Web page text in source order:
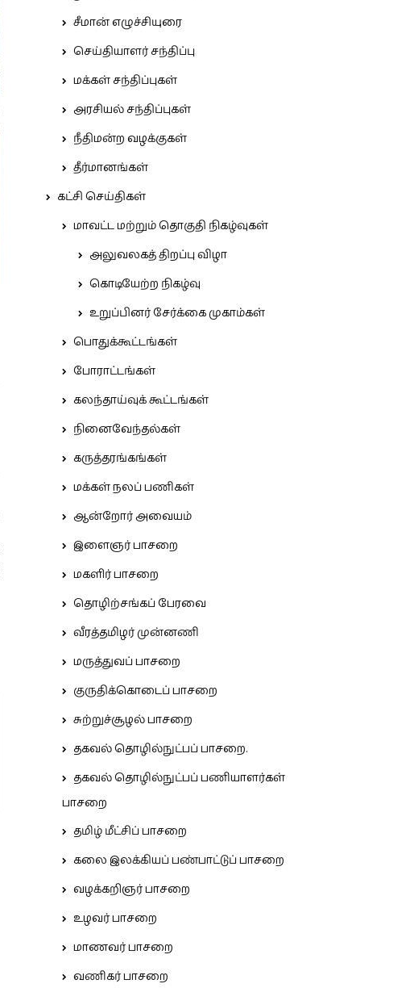
சீமான் எழுச்சியுரை
செய்தியாளர் சந்திப்பு
மக்கள் சந்திப்புகள்
அரசியல் சந்திப்புகள்
நீதிமன்ற வழக்குகள்
தீர்மானங்கள்
கட்சி செய்திகள்
மாவட்ட மற்றும் தொகுதி நிகழ்வுகள்
அலுவலகத் திறப்பு விழா
கொடியேற்ற நிகழ்வு
உறுப்பினர் சேர்க்கை முகாம்கள்
பொதுக்கூட்டங்கள்
போராட்டங்கள்
கலந்தாய்வுக் கூட்டங்கள்
நினைவேந்தல்கள்
கருத்தரங்கங்கள்
மக்கள் நலப் பணிகள்
ஆன்றோர் அவையம்
இளைஞர் பாசறை
மகளிர் பாசறை
தொழிற்சங்கப் பேரவை
வீரத்தமிழர் முன்னணி
மருத்துவப் பாசறை
குருதிக்கொடைப் பாசறை
சுற்றுச்சூழல் பாசறை
தகவல் தொழில்நுட்பப் பாசறை.
தகவல் தொழில்நுட்பப் பணியாளர்கள்
பாசறை
தமிழ் மீட்சிப் பாசறை
கலை இலக்கியப் பண்பாட்டுப் பாசறை
வழக்கறிஞர் பாசறை
உழவர் பாசறை
மாணவர் பாசறை
வணிகர் பாசறை